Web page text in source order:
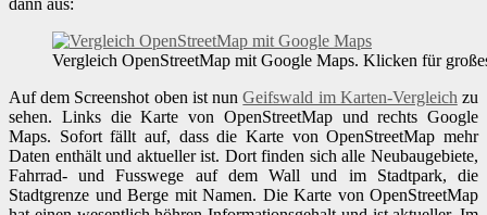
dann aus:
Vergleich OpenStreetMap mit Google Maps. Klicken für
Auf dem Screenshot oben ist nunGeifswald im Karten-Vergleichzu
sehen. Links die Karte von OpenStreetMap und rechts Google
Maps. Sofort fällt auf, dass die Karte von OpenStreetMap mehr
Daten enthält und aktueller ist. Dort finden sich alle Neubaugebiete,
Fahrrad- und Fusswege auf dem Wall und im Stadtpark, die
Stadtgrenze und Berge mit Namen. Die Karte von OpenStreetMap